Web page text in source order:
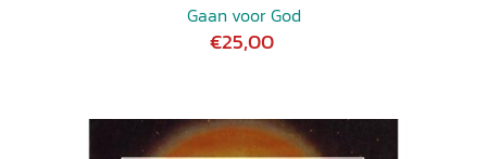
Gaan voor God
€25,00